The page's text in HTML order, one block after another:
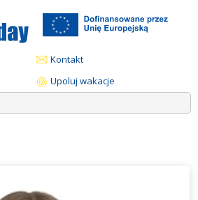
Kontakt
Upoluj wakacje